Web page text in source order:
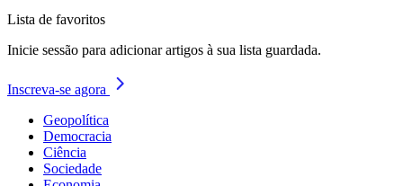
Lista de favoritos
Inicie sessão para adicionar artigos à sua lista guardada.
Inscreva-se agora
Geopolítica
Democracia
Ciência
Sociedade